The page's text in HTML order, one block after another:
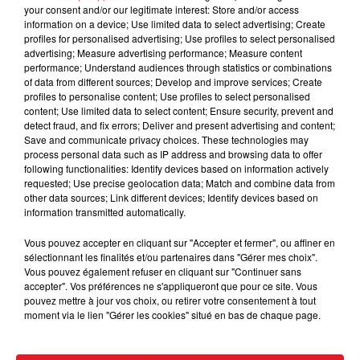
15 juillet 2026
BÉTHUNE: ENQUÊTE POUR HOMICIDE
VOLONTAIRE EN COURS, APRÈS LA...
Selon les premiers éléments, le logement servait
à des prostituées
your consent and/or our legitimate interest: Store and/or access
information on a device; Use limited data to select advertising; Create
profiles for personalised advertising; Use profiles to select personalised
advertising; Measure advertising performance; Measure content
performance; Understand audiences through statistics or combinations
of data from different sources; Develop and improve services; Create
profiles to personalise content; Use profiles to select personalised
content; Use limited data to select content; Ensure security, prevent and
detect fraud, and fix errors; Deliver and present advertising and content;
Save and communicate privacy choices. These technologies may
process personal data such as IP address and browsing data to offer
following functionalities: Identify devices based on information actively
requested; Use precise geolocation data; Match and combine data from
other data sources; Link different devices; Identify devices based on
information transmitted automatically.
Vous pouvez accepter en cliquant sur "Accepter et fermer", ou affiner en
sélectionnant les finalités et/ou partenaires dans "Gérer mes choix".
Vous pouvez également refuser en cliquant sur "Continuer sans
accepter". Vos préférences ne s'appliqueront que pour ce site. Vous
pouvez mettre à jour vos choix, ou retirer votre consentement à tout
moment via le lien "Gérer les cookies" situé en bas de chaque page.